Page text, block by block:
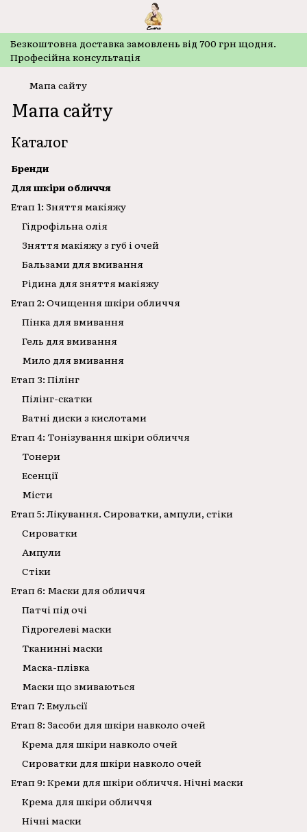
Безкоштовнa доставка замовлень від 700 грн щодня.
Професійна консультація
Мапа сайту
Мапа сайту
Каталог
Бренди
Для шкіри обличчя
Етап 1: Зняття макіяжу
Гідрофільна олія
Зняття макіяжу з губ і очей
Бальзами для вмивання
Рідина для зняття макіяжу
Етап 2: Очищення шкіри обличчя
Пінка для вмивання
Гель для вмивання
Мило для вмивання
Етап 3: Пілінг
Пілінг-скатки
Ватні диски з кислотами
Етап 4: Тонізування шкіри обличчя
Тонери
Есенції
Місти
Етап 5: Лікування. Сироватки, ампули, стіки
Сироватки
Ампули
Стіки
Етап 6: Маски для обличчя
Патчі під очі
Гідрогелеві маски
Тканинні маски
Маска-плівка
Маски що змиваються
Етап 7: Емульсії
Етап 8: Засоби для шкіри навколо очей
Крема для шкіри навколо очей
Сироватки для шкіри навколо очей
Етап 9: Креми для шкіри обличчя. Нічні маски
Крема для шкіри обличчя
Нічні маски